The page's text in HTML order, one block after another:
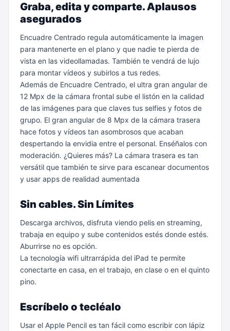
Graba, edita y comparte. Aplausos
asegurados
Encuadre Centrado regula automáticamente la imagen
para mantenerte en el plano y que nadie te pierda de
vista en las videollamadas. También te vendrá de lujo
para montar vídeos y subirlos a tus redes.
Además de Encuadre Centrado, el ultra gran angular de
12 Mpx de la cámara frontal sube el listón en la calidad
de las imágenes para que claves tus selfies y fotos de
grupo. El gran angular de 8 Mpx de la cámara trasera
hace fotos y vídeos tan asombrosos que acaban
despertando la envidia entre el personal. Enséñalos con
moderación. ¿Quieres más? La cámara trasera es tan
versátil que también te sirve para escanear documentos
y usar apps de realidad aumentada
Sin cables. Sin Límites
Descarga archivos, disfruta viendo pelis en streaming,
trabaja en equipo y sube contenidos estés donde estés.
Aburrirse no es opción.
La tecnología wifi ultrarrápida del iPad te permite
conectarte en casa, en el trabajo, en clase o en el quinto
pino.
Escríbelo o tecléalo
Usar el Apple Pencil es tan fácil como escribir con lápiz